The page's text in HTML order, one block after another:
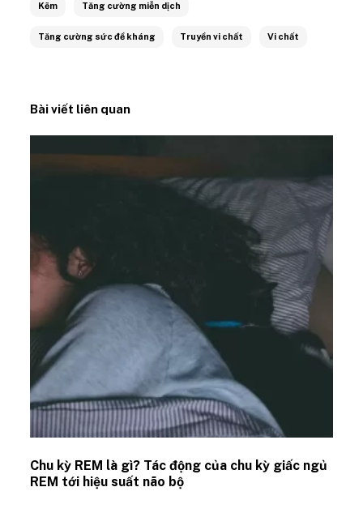
Kẽm Tăng cường miễn dịch
Tăng cường sức đề kháng Truyền vi chất Vi chất
Bài viết liên quan
Chu kỳ REM là gì? Tác động của chu kỳ giấc ngủ
REM tới hiệu suất não bộ